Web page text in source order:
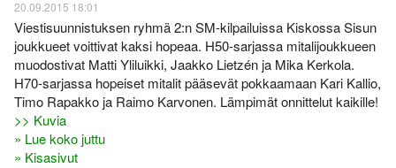
20.09.2015 18:01
Viestisuunnistuksen ryhmä 2:n SM-kilpailuissa Kiskossa Sisun
joukkueet voittivat kaksi hopeaa. H50-sarjassa mitalijoukkueen
muodostivat Matti Yliluikki, Jaakko Lietzén ja Mika Kerkola.
H70-sarjassa hopeiset mitalit pääsevät pokkaamaan Kari Kallio,
Timo Rapakko ja Raimo Karvonen. Lämpimät onnittelut kaikille!
>> Kuvia
» Lue koko juttu
» Kisasivut